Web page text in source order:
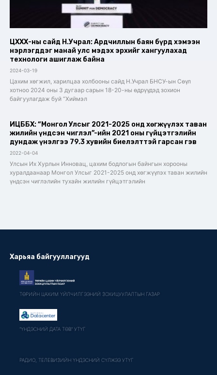
ЦХХХ-ны сайд Н.Учрал: Ардчиллын баян бүрд хэмээн
нэрлэгддэг манай улс мэдэх эрхийг хангуулахад
технологи ашиглаж байна
2024-03-19
Цахим хөгжил, харилцаа холбооны сайд Н.Учрал БНСУ-ын Сөүл
хотноо 2024 оны 3 дугаар сарын 18-20-ны өдрүүдэд зохион
байгуулагдаж буй “Хиймэл
ИЦББХ: “Монгол Улсыг 2021-2025 онд хөгжүүлэх таван
жилийн үндсэн чиглэл”-ийн 2021 оны гүйцэтгэлийн
дундаж үнэлгээ 79.3 хувийн биелэлттэй гарсан гэв
2022-04-04
Улсын Их Хурлын Инновац, цахим бодлогын байнгын хорооны
хуралдаанаар Монгол Улсыг 2021-2025 онд хөгжүүлэх таван жилийн
үндсэн чиглэлийн тухайн жилийн гүйцэтгэлийн
Харьяа байгууллагууд
ТӨРИЙН ЦАХИМ ҮЙЛЧИЛГЭЭНИЙ ЗОХИЦУУЛАЛТЫН ГАЗАР
"ҮНДЭСНИЙ ДАТА ТӨВ" УТҮГ
РАДИО, ТЕЛЕВИЗИЙН ҮНДЭСНИЙ СҮЛЖЭЭ УТҮГ